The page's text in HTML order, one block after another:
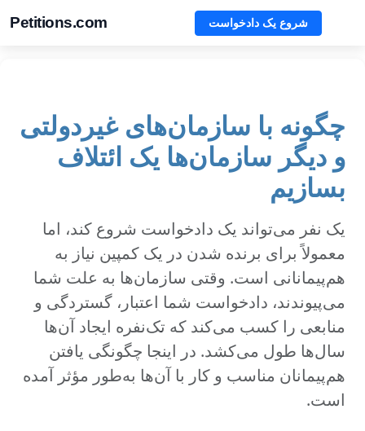
Petitions.com شروع یک دادخواست
چگونه با سازمان‌های غیردولتی
و دیگر سازمان‌ها یک ائتلاف
بسازیم
یک نفر می‌تواند یک دادخواست شروع کند، اما
معمولاً برای برنده شدن در یک کمپین نیاز به
هم‌پیمانانی است. وقتی سازمان‌ها به علت شما
می‌پیوندند، دادخواست شما اعتبار، گستردگی و
منابعی را کسب می‌کند که تک‌نفره ایجاد آن‌ها
سال‌ها طول می‌کشد. در اینجا چگونگی یافتن
هم‌پیمانان مناسب و کار با آن‌ها به‌طور مؤثر آمده
است.